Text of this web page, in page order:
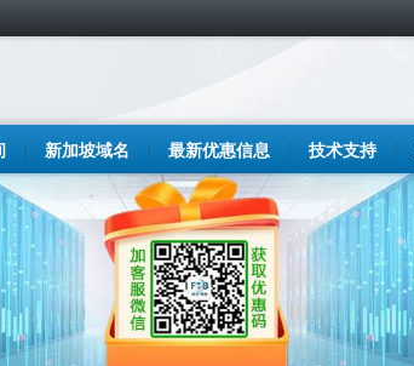
新加坡域名 最新优惠信息 技术支持